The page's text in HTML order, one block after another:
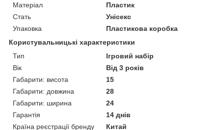
Матеріал
Пластик
Стать
Унісекс
Упаковка
Пластикова коробка
Користувальницькі характеристики
Тип
Ігровий набір
Вік
Від 3 років
Габарити: висота
15
Габарити: довжина
28
Габарити: ширина
24
Гарантія
14 днів
Країна реєстрації бренду
Китай